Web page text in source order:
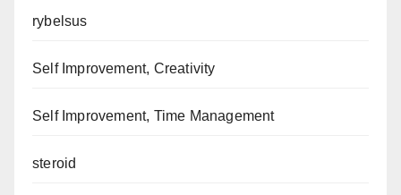
rybelsus
Self Improvement, Creativity
Self Improvement, Time Management
steroid